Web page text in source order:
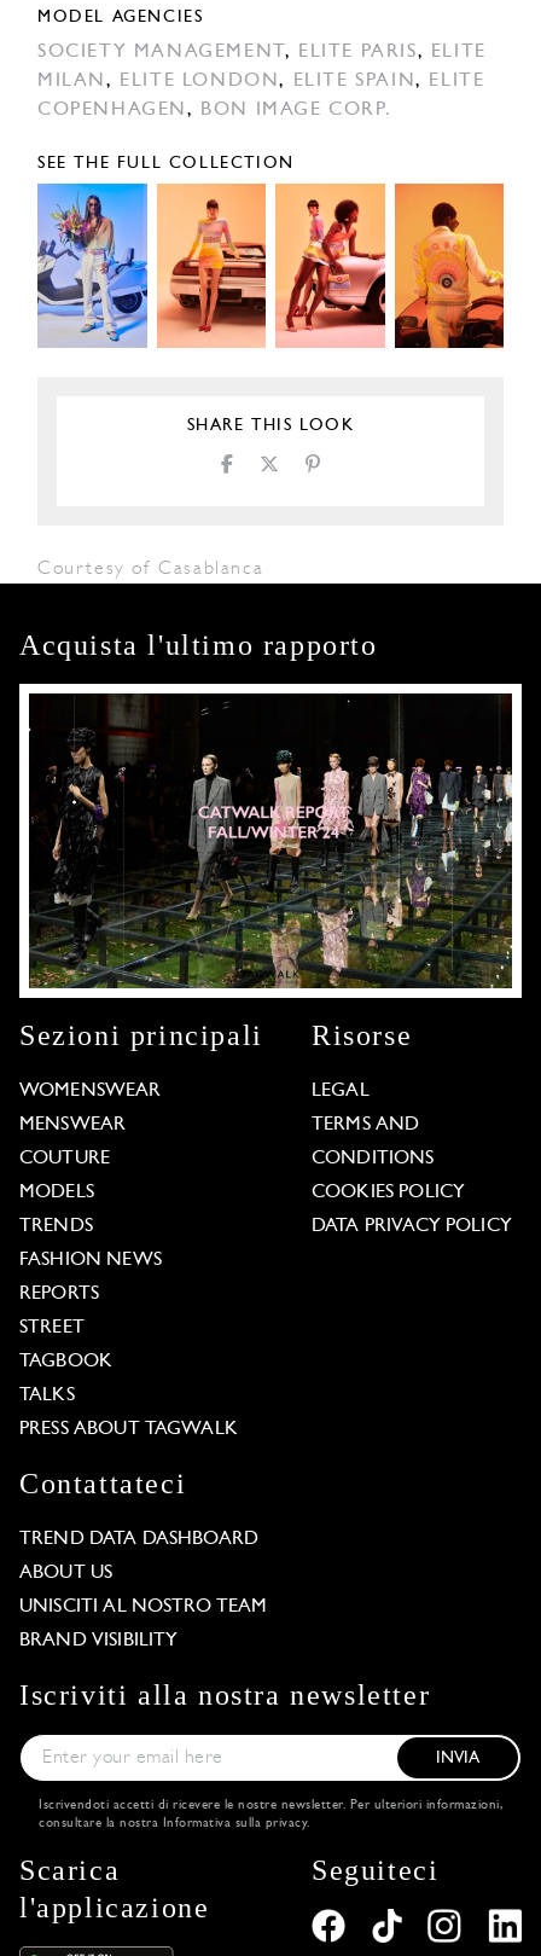
MODEL AGENCIES
SOCIETY MANAGEMENT , ELITE PARIS,
ELITE
MILAN , ELITE LONDON, ELITE SPAIN,
ELITE
COPENHAGEN , BON IMAGE CORP.
SEE THE FULL COLLECTION
SHARE THIS LOOK
Courtesy of Casablanca
Acquista l'ultimo rapporto
Sezioni principali
WOMENSWEAR
MENSWEAR
COUTURE
MODELS
TRENDS
FASHION NEWS
REPORTS
STREET
TAGBOOK
TALKS
PRESS ABOUT TAGWALK
Risorse
LEGAL
TERMS AND
CONDITIONS
COOKIES POLICY
DATA PRIVACY POLICY
Contattateci
TREND DATA DASHBOARD
ABOUT US
UNISCITI AL NOSTRO TEAM
BRAND VISIBILITY
Iscriviti alla nostra newsletter
INVIA
Iscrivendoti accetti di ricevere le nostre newsletter. Per ulteriori informazioni,
consultare la nostra
Informativa sulla privacy.
Scarica
l'applicazione
Seguiteci